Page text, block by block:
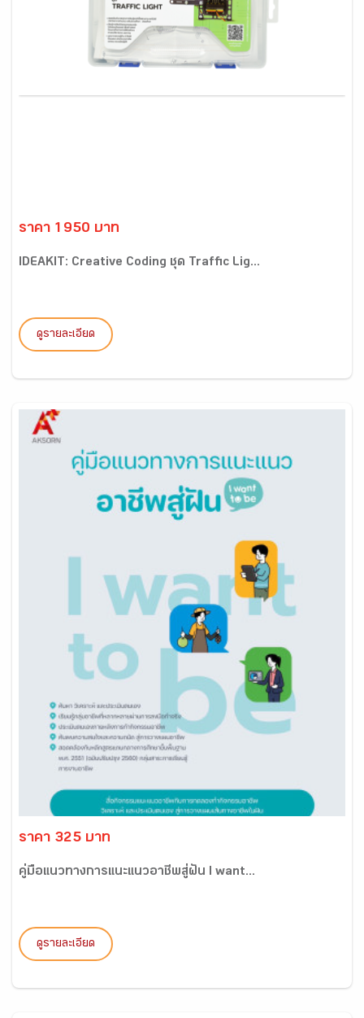
ราคา 1950 บาท
IDEAKIT: Creative Coding ชุด Traffic Lig...
ดูรายละเอียด
ราคา 325 บาท
คู่มือแนวทางการแนะแนวอาชีพสู่ฝัน I want...
ดูรายละเอียด